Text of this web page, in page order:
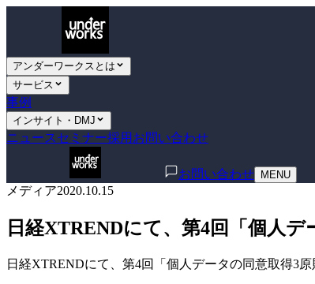
アンダーワークスとは
サービス
事例
インサイト・DMJ
ニュース セミナー採用 お問い合わせ
お問い合わせ MENU
メディア2020.10.15
日経XTRENDにて、第4回「個人
日経XTRENDにて、第4回「個人データの同意取得3